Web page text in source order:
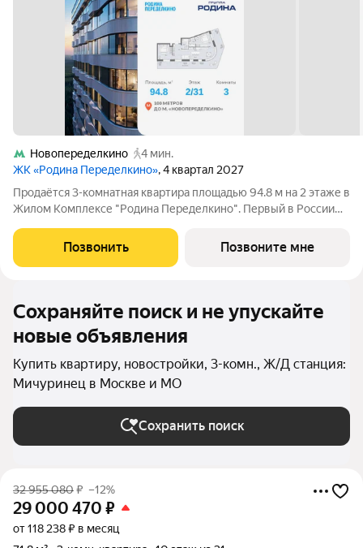
Новопеределкино
4 мин.
ЖК «Родина Переделкино», 4 квартал 2027
Продаётся 3-комнатная квартира площадью 94.8 м на 2 этаже в
Жилом Комплексе "Родина Переделкино". Первый в России
квартал бизнес-класса на Западе Москвы на границе с
Ульяновским лесопарком,
Позвонить Позвоните мне
Сохраняйте поиск и не упускайте
новые объявления
Купить квартиру, новостройки, 3-комн., Ж/Д станция:
Мичуринец в Москве и МО
Сохранить поиск
32 955 080₽ –12%
29 000 470 ₽
от 118 238 ₽ в месяц